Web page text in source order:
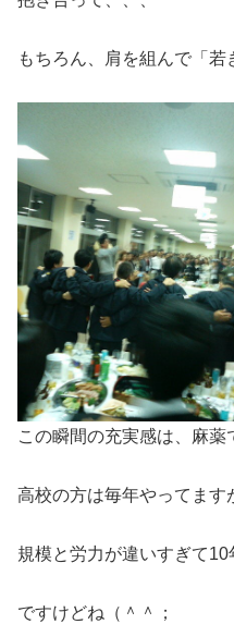
もちろん、肩を組んで「若
この瞬間の充実感は、麻
高校の方は毎年やってます
規模と労力が違いすぎて10
ですけどね（＾＾；